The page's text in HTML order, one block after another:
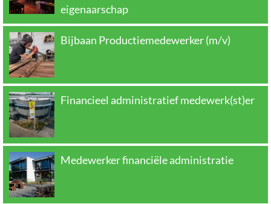
eigenaarschap
Bijbaan Productiemedewerker (m/v)
Financieel administratief medewerk(st)er
Medewerker financiële administratie